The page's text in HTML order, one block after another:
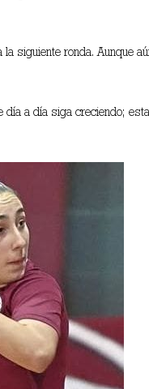
siguiente ronda. Aunque
a día siga creciendo;